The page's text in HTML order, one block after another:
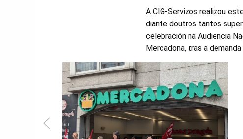
A CIG-Servizos realizou
diante doutros tantos
celebración na Audiencia
Mercadona, tras a